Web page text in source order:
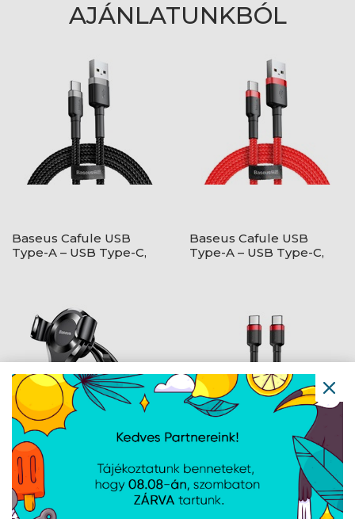
AJÁNLATUNKBÓL
Baseus Cafule USB
Type-A – USB Type-C,
Baseus Cafule USB
Type-A – USB Type-C,
Baseus Osculum Type
Gravity műszerfalra
rögzíthető gravitációs
Baseus Cafule USB
Type-C, 60W gyorstöltő
adatkábel, 1m,